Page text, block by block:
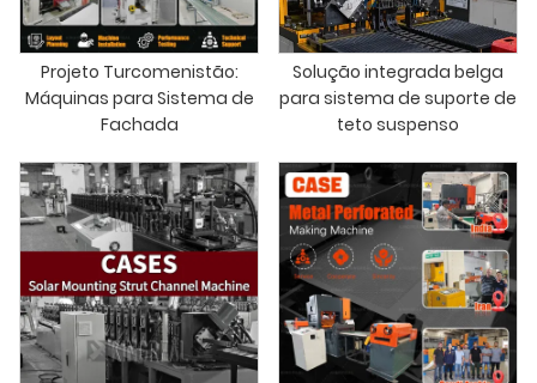
Projeto Turcomenistão:
Máquinas para Sistema de
Fachada
Solução integrada belga
para sistema de suporte de
teto suspenso